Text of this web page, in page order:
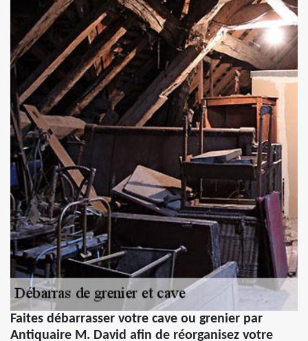
Faites débarrasser votre cave ou grenier par
Antiquaire M. David afin de réorganisez votre